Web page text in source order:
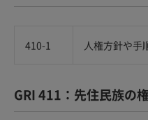
410-1 人権方針や手
GRI 411：先住民族の